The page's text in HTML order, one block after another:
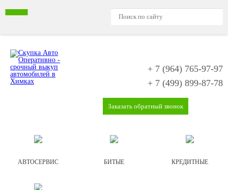
+ 7 (964) 765-97-97
+ 7 (499) 899-87-78
Заказать обратный звонок
АВТОСЕРВИС БИТЫЕ КРЕДИТНЫЕ